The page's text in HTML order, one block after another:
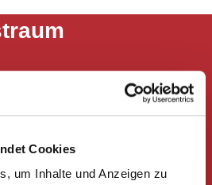
Cookies
um Inhalte und Anzeigen zu
unvergesslicher Tag in
wäre die tollste Hochzeit
individuelle Brautfrisur? Wir
für den schönsten Tag